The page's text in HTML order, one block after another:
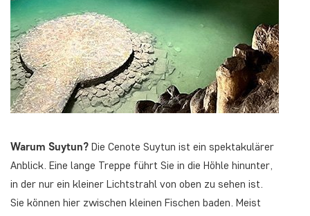
Warum Suytun? Die Cenote Suytun ist ein spektakulärer
Anblick. Eine lange Treppe führt Sie in die Höhle hinunter,
in der nur ein kleiner Lichtstrahl von oben zu sehen ist.
Sie können hier zwischen kleinen Fischen baden. Meist